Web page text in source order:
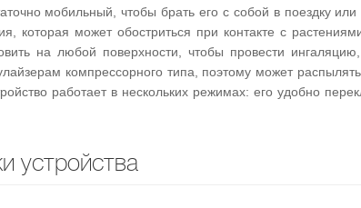
мобильный, чтобы брать его с собой в поездку
которая может обостриться при контакте с
на любой поверхности, чтобы провести
компрессорного типа, поэтому может
работает в нескольких режимах: его удобно
устройства